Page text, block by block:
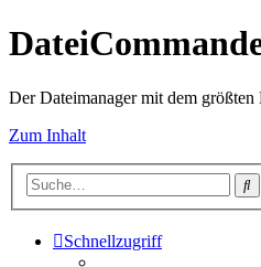
Der Dateimanager mit dem
Zum Inhalt
Schnellzugriff